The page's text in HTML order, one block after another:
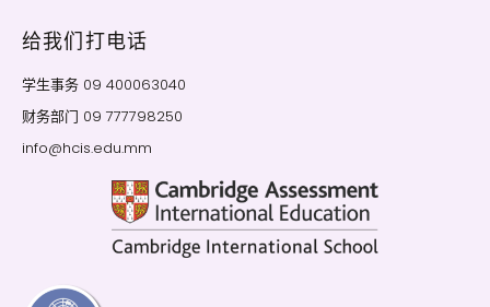
给我们打电话
学生事务 09 400063040
财务部门 09 777798250
info@hcis.edu.mm